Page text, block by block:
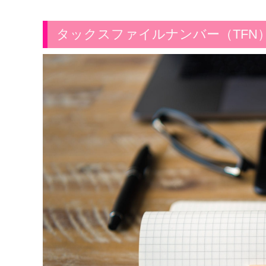
タックスファイルナンバー（TFN